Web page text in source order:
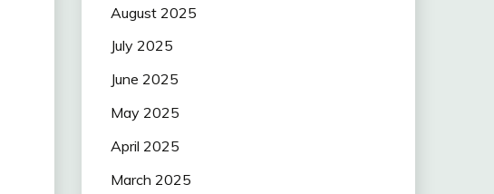
August 2025
July 2025
June 2025
May 2025
April 2025
March 2025